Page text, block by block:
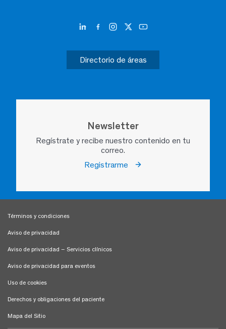
Directorio de áreas
Newsletter
Regístrate y recibe nuestro contenido en tu
correo.
Registrarme
Términos y condiciones
Aviso de privacidad
Aviso de privacidad – Servicios clínicos
Aviso de privacidad para eventos
Uso de cookies
Derechos y obligaciones del paciente
Mapa del Sitio